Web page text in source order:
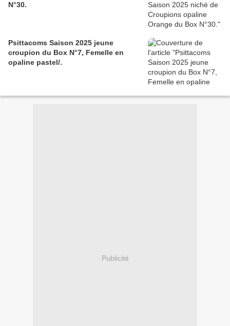
N°30.
Psittacoms Saison 2025 jeune
croupion du Box N°7, Femelle en
opaline pastel/.
Publicité